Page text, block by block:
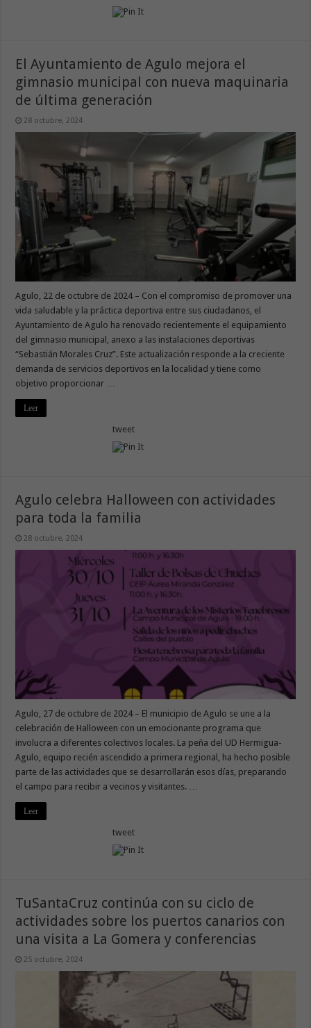
El Ayuntamiento de Agulo mejora el
gimnasio municipal con nueva maquinaria
de última generación
28 octubre, 2024
Agulo, 22 de octubre de 2024 – Con el compromiso de promover una
vida saludable y la práctica deportiva entre sus ciudadanos, el
Ayuntamiento de Agulo ha renovado recientemente el equipamiento
del gimnasio municipal, anexo a las instalaciones deportivas
“Sebastián Morales Cruz”. Este actualización responde a la creciente
demanda de servicios deportivos en la localidad y tiene como
objetivo proporcionar …
Leer
tweet
Agulo celebra Halloween con actividades
para toda la familia
28 octubre, 2024
Agulo, 27 de octubre de 2024 – El municipio de Agulo se une a la
celebración de Halloween con un emocionante programa que
involucra a diferentes colectivos locales. La peña del UD Hermigua-
Agulo, equipo recién ascendido a primera regional, ha hecho posible
parte de las actividades que se desarrollarán esos días, preparando
el campo para recibir a vecinos y visitantes. …
Leer
tweet
TuSantaCruz continúa con su ciclo de
actividades sobre los puertos canarios con
una visita a La Gomera y conferencias
25 octubre, 2024